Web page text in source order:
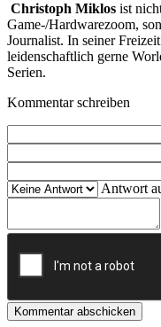
Christoph Miklos ist
Game-/Hardwarezoom,
Journalist. In seiner
leidenschaftlich gerne
Serien.
Kommentar schreiben
Antwort
Kommentar abschicken